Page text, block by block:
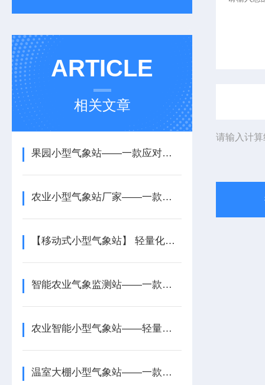
ARTICLE
相关文章
果园小型气象站——一款应对恶劣天气的农村农业气象监测站2025+派+送
农业小型气象站厂家——一款长期可靠运行的太阳能智能农业气象站2025+派+送
【移动式小型气象站】 轻量化便携设计 户外应急气象监测专用设备
智能农业气象监测站——一款监测拓展需求的智慧农业小型气象站2026+派+送
农业智能小型气象站——轻量化实现农田精准气象监测
温室大棚小型气象站——一款掌握环境异常的农业小气候观测站2026+派+送
请输入计